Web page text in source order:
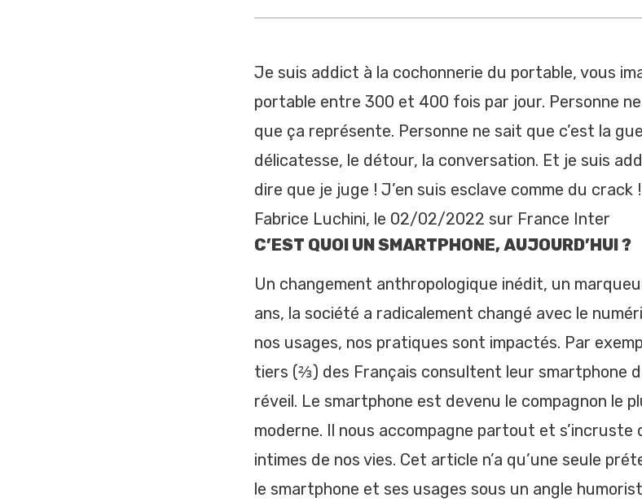
Je suis addict à la cochonnerie du portable, vous
portable entre 300 et 400 fois par jour. Personne
que ça représente. Personne ne sait que c’est la
délicatesse, le détour, la conversation. Et je suis
dire que je juge ! J’en suis esclave comme du crack !
Fabrice Luchini, le 02/02/2022 sur France Inter
C’EST QUOI UN SMARTPHONE, AUJOURD’HUI ?
Un changement anthropologique inédit, un
ans, la société a radicalement changé avec le
nos usages, nos pratiques sont impactés. Par
tiers (⅔) des Français consultent leur smartphone
réveil. Le smartphone est devenu le compagnon le
moderne. Il nous accompagne partout et s’incruste
intimes de nos vies. Cet article n’a qu’une seule
le smartphone et ses usages sous un angle